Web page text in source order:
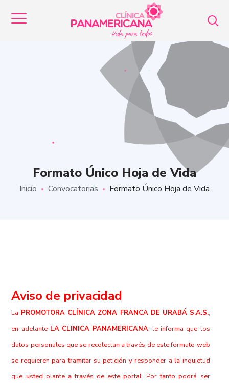
Formato Único Hoja de Vida
Inicio Convocatorias Formato Único Hoja de Vida
Aviso de privacidad
La PROMOTORA CLÍNICA ZONA FRANCA DE URABÁ S.A.S.,
en adelante LA CLINICA PANAMERICANA, le informa que los
datos personales que se recolectan a través de este formato web
se requieren para tramitar su petición y responder a la inquietud
que usted plante a través de este portal. Por tanto podrá ser